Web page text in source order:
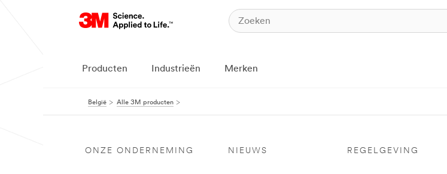
Producten Industrieën Merken
België Alle 3M producten
ONZE ONDERNEMING NIEUWS REGELGEVING